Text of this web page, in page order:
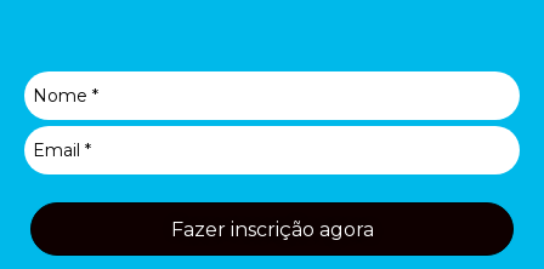
Fazer inscrição agora